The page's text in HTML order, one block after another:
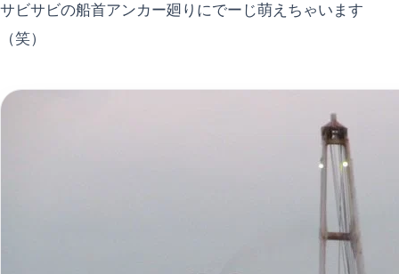
サビサビの船首アンカー廻りにでーじ萌えちゃいます
（笑）